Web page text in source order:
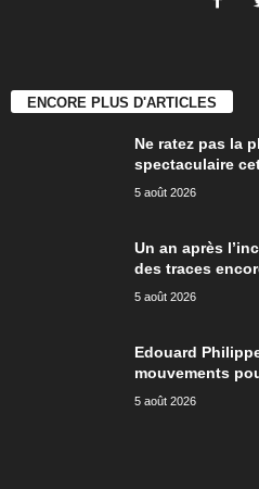
ENCORE PLUS D'ARTICLES
Ne ratez pas la
spectaculaire
5 août 2026
Un an après
des traces
5 août 2026
Edouard
mouvements
5 août 2026